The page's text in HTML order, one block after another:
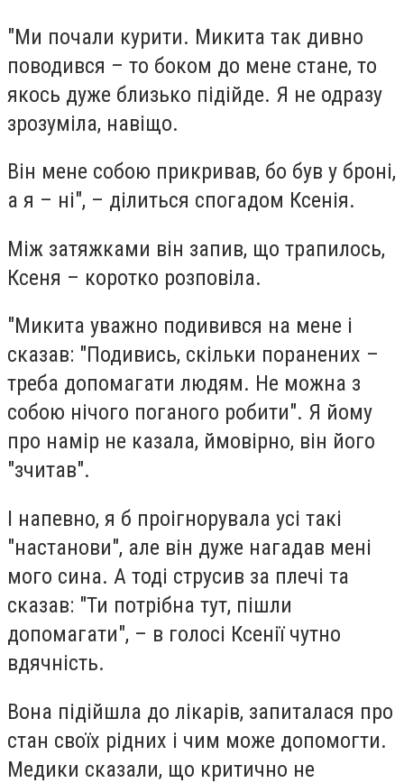
"Ми почали курити. Микита так дивно
поводився – то боком до мене стане, то
якось дуже близько підійде. Я не одразу
зрозуміла, навіщо.
Він мене собою прикривав, бо був у броні,
а я – ні", – ділиться спогадом Ксенія.
Між затяжками він запив, що трапилось,
Ксеня – коротко розповіла.
"Микита уважно подивився на мене і
сказав: "Подивись, скільки поранених –
треба допомагати людям. Не можна з
собою нічого поганого робити". Я йому
про намір не казала, ймовірно, він його
"зчитав".
І напевно, я б проігнорувала усі такі
"настанови", але він дуже нагадав мені
мого сина. А тоді струсив за плечі та
сказав: "Ти потрібна тут, пішли
допомагати", – в голосі Ксенії чутно
вдячність.
Вона підійшла до лікарів, запиталася про
стан своїх рідних і чим може допомогти.
Медики сказали, що критично не